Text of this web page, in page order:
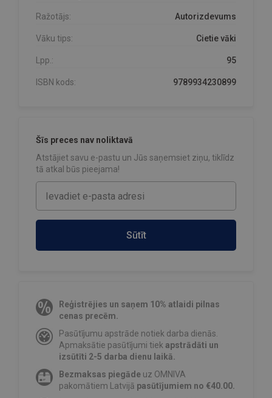
Ražotājs: Autorizdevums
Vāku tips: Cietie vāki
Lpp.: 95
ISBN kods: 9789934230899
Šīs preces nav noliktavā
Atstājiet savu e-pastu un Jūs saņemsiet ziņu, tiklīdz
tā atkal būs pieejama!
Sūtīt
Reģistrējies un saņem 10% atlaidi pilnas
cenas precēm.
Pasūtījumu apstrāde notiek darba dienās.
Apmaksātie pasūtījumi tiek apstrādāti un
izsūtīti 2-5 darba dienu laikā.
Bezmaksas piegāde uz OMNIVA
pakomātiem Latvijā pasūtījumiem no €40.00.